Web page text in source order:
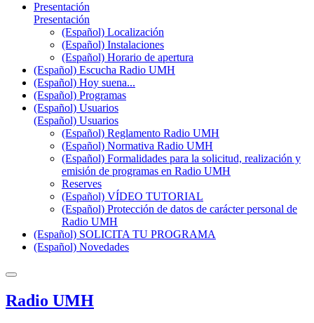
Presentación
Presentación
(Español) Localización
(Español) Instalaciones
(Español) Horario de apertura
(Español) Escucha Radio UMH
(Español) Hoy suena...
(Español) Programas
(Español) Usuarios
(Español) Usuarios
(Español) Reglamento Radio UMH
(Español) Normativa Radio UMH
(Español) Formalidades para la solicitud, realización y
emisión de programas en Radio UMH
Reserves
(Español) VÍDEO TUTORIAL
(Español) Protección de datos de carácter personal de
Radio UMH
(Español) SOLICITA TU PROGRAMA
(Español) Novedades
Radio UMH